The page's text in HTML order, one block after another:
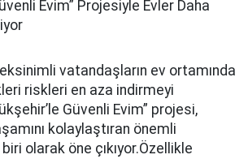
Evim” Projesiyle Evler Daha
vatandaşların ev ortamında
riskleri en aza indirmeyi
Güvenli Evim” projesi,
kolaylaştıran önemli
olarak öne çıkıyor.Özellikle